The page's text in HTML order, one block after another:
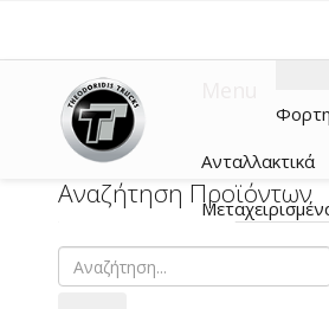
Ανταλλακτικά
Αναζήτηση Προϊόντων